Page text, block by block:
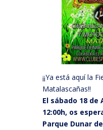
¡¡Ya está aquí la
Matalascañas!!
El sábado 18
12:00h, os
Parque Dunar